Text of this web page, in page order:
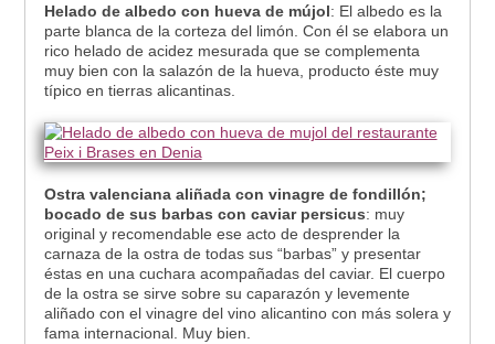
Helado de albedo con hueva de mújol: El albedo es la
parte blanca de la corteza del limón. Con él se elabora un
rico helado de acidez mesurada que se complementa
muy bien con la salazón de la hueva, producto éste muy
típico en tierras alicantinas.
Ostra valenciana aliñada con vinagre de fondillón;
bocado de sus barbas con caviar persicus: muy
original y recomendable ese acto de desprender la
carnaza de la ostra de todas sus “barbas” y presentar
éstas en una cuchara acompañadas del caviar. El cuerpo
de la ostra se sirve sobre su caparazón y levemente
aliñado con el vinagre del vino alicantino con más solera y
fama internacional. Muy bien.